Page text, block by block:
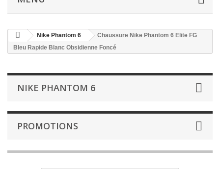
Nike Phantom 6
Chaussure Nike Phantom 6 Elite FG
Bleu Rapide Blanc Obsidienne Foncé
NIKE PHANTOM 6
PROMOTIONS